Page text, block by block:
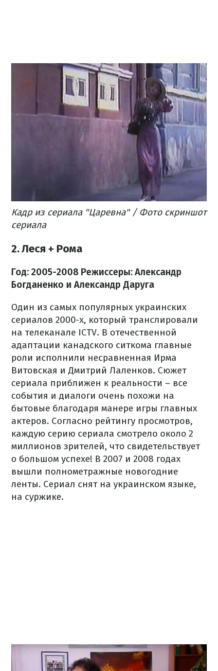
Кадр из сериала "Царевна" / Фото скриншот
сериала
2. Леся + Рома
Год: 2005-2008 Режиссеры: Александр
Богданенко и Александр Даруга
Один из самых популярных украинских
сериалов 2000-х, который транслировали
на телеканале ICTV. В отечественной
адаптации канадского ситкома главные
роли исполнили несравненная Ирма
Витовская и Дмитрий Лаленков. Сюжет
сериала приближен к реальности – все
события и диалоги очень похожи на
бытовые благодаря манере игры главных
актеров. Согласно рейтингу просмотров,
каждую серию сериала смотрело около 2
миллионов зрителей, что свидетельствует
о большом успехе! В 2007 и 2008 годах
вышли полнометражные новогодние
ленты. Сериал снят на украинском языке,
на суржике.